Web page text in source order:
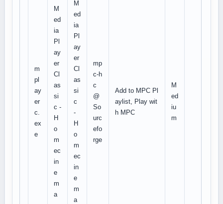
m
pl
ay
er
c.
ex
e
M
ed
ia
Pl
ay
er
Cl
as
si
c -
H
o
m
ec
in
e
m
a
M
ed
ia
Pl
ay
er
Cl
as
si
c
-
H
o
m
ec
in
e
m
a
mp
c-h
c
@
So
urc
efo
rge
Add to MPC Pl
aylist, Play wit
h MPC
M
ed
iu
m